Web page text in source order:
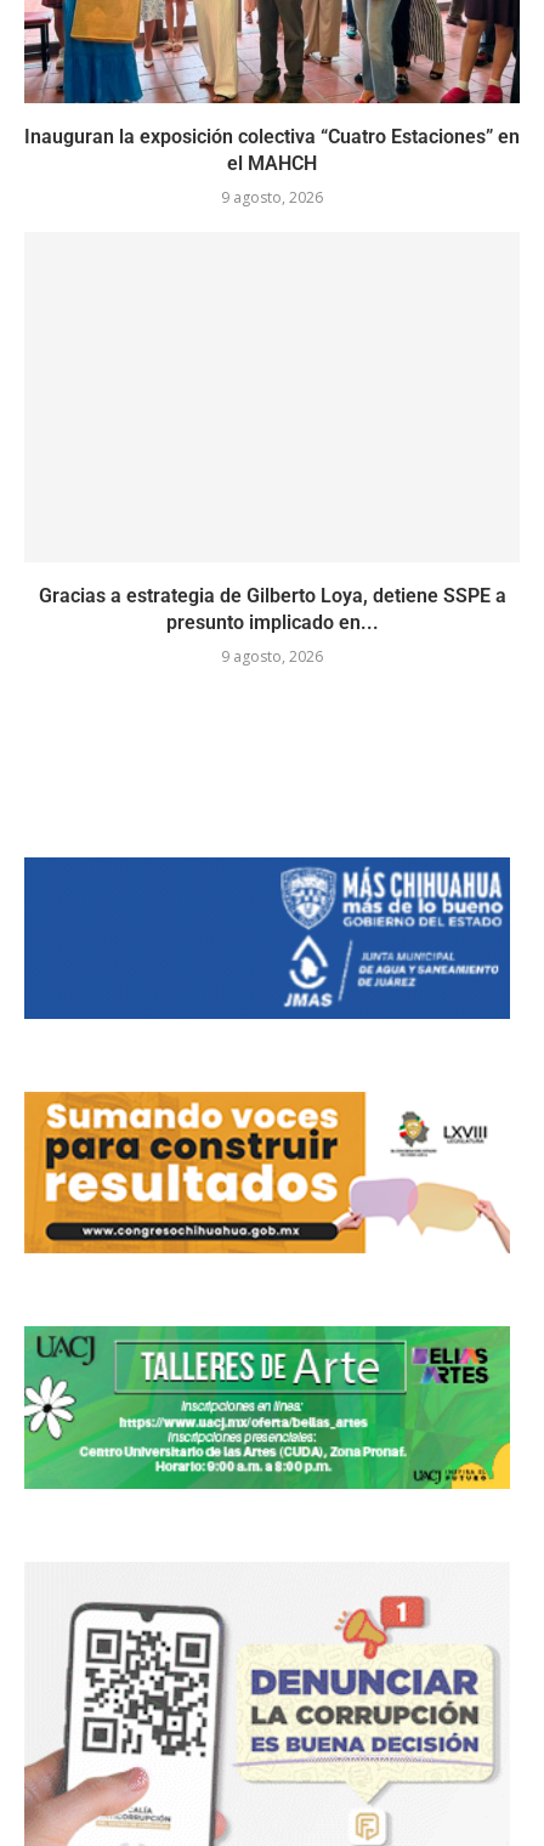
Inauguran la exposición colectiva “Cuatro Estaciones” en
el MAHCH
9 agosto, 2026
Gracias a estrategia de Gilberto Loya, detiene SSPE a
presunto implicado en...
9 agosto, 2026